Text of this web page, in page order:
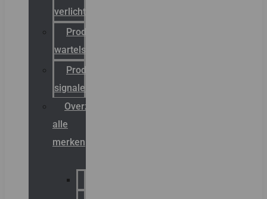
verlichting
Productcatalogus
wartels
Productcatalogus
signalering
Overzicht
alle
merken